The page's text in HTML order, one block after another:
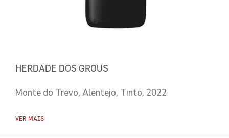
HERDADE DOS GROUS
Monte do Trevo, Alentejo, Tinto, 2022
VER MAIS